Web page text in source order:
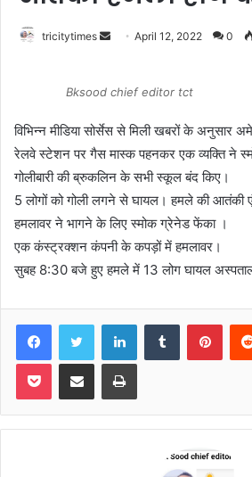
tricitytimes
SendApril 12, 2022 0
Bksood chief editor tct
विभिन्न मीडिया सोर्सेस से मिली खबरों के अनुसार
रेलवे स्टेशन पर गैस मास्क पहनकर एक व्यक्ति ने
गोलीबारी की ब्रुकलिन के सभी स्कूल बंद किए।
5 लोगों को गोली लगने से घायल। हमले की आतंकी
हमलावर ने भागने के लिए स्मोक ग्रेनेड फेंका ।
एक कंस्ट्रक्शन कंपनी के कपड़ों में हमलावर।
सुबह 8:30 बजे हुए हमले में 13 लोग घायल अस्पताल
FacebookTwitter LinkedInTumblr
Pocket Share via Email Print